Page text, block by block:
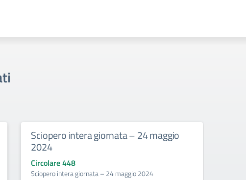
Sciopero intera giornata – 24 maggio
2024
Circolare 448
Sciopero intera giornata – 24 maggio 2024